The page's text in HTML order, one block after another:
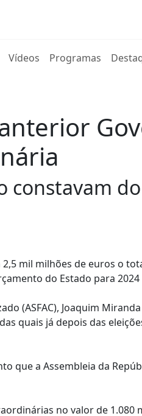
Vídeos Programas
mil milhões de euros o
do Estado para 2024
(ASFAC), Joaquim
quais já depois das
que a Assembleia da
no valor de 1.080